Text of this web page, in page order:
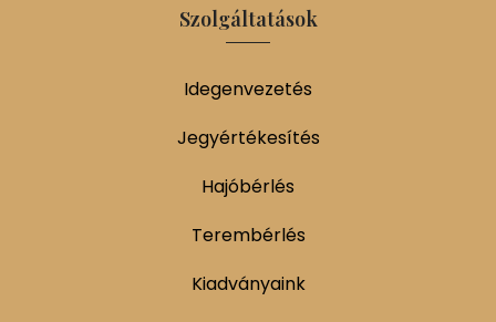
Szolgáltatások
Idegenvezetés
Jegyértékesítés
Hajóbérlés
Terembérlés
Kiadványaink